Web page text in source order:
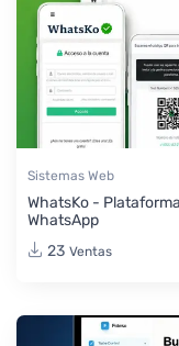
Sistemas Web
WhatsKo -
WhatsApp
23 Ventas